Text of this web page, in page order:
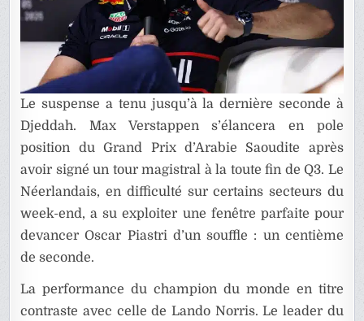
Le suspense a tenu jusqu’à la dernière seconde à
Djeddah. Max Verstappen s’élancera en pole
position du Grand Prix d’Arabie Saoudite après
avoir signé un tour magistral à la toute fin de Q3. Le
Néerlandais, en difficulté sur certains secteurs du
week-end, a su exploiter une fenêtre parfaite pour
devancer Oscar Piastri d’un souffle : un centième
de seconde.
La performance du champion du monde en titre
contraste avec celle de Lando Norris. Le leader du